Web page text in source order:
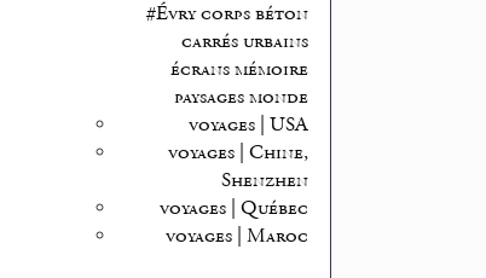
#Évry corps béton
carrés urbains
écrans mémoire
paysages monde
voyages | USA
voyages | Chine,
Shenzhen
voyages | Québec
voyages | Maroc